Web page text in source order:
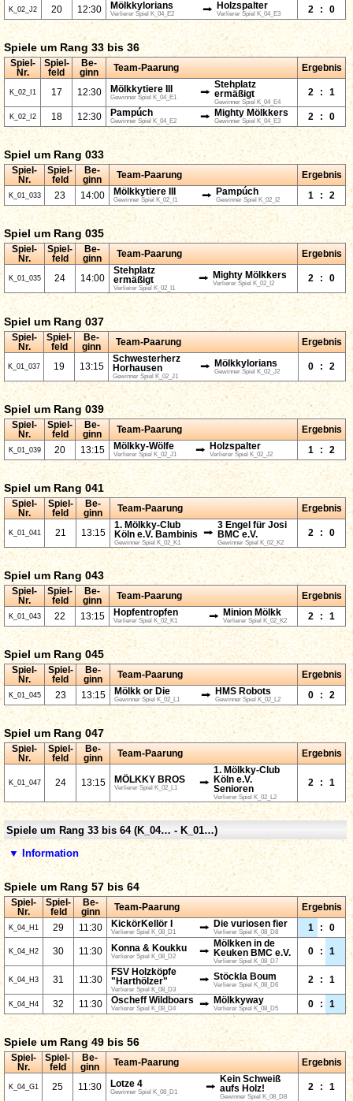
K_02_J2 20 12:30 Mölkkylorians
Verlierer Spiel K_04_E2 ⭢ Holzspalter
Verlierer Spiel K_04_E3 2 : 0
Spiele um Rang 33 bis 36
Spiel-
Nr.
Spiel-
feld
Be-
ginn
Team-Paarung Ergebnis
K_02_I1 17 12:30 Mölkkytiere III
Gewinner Spiel K_04_E1 ⭢
Stehplatz
ermäßigt
Gewinner Spiel K_04_E4
2 : 1
K_02_I2 18 12:30 Pampúch
Gewinner Spiel K_04_E2 ⭢ Mighty Mölkkers
Gewinner Spiel K_04_E3 2 : 0
Spiel um Rang 033
Spiel-
Nr.
Spiel-
feld
Be-
ginn
Team-Paarung Ergebnis
K_01_033 23 14:00 Mölkkytiere III
Gewinner Spiel K_02_I1 ⭢ Pampúch
Gewinner Spiel K_02_I2 1 : 2
Spiel um Rang 035
Spiel-
Nr.
Spiel-
feld
Be-
ginn
Team-Paarung Ergebnis
K_01_035 24 14:00
Stehplatz
ermäßigt
Verlierer Spiel K_02_I1
⭢ Mighty Mölkkers
Verlierer Spiel K_02_I2
2 : 0
Spiel um Rang 037
Spiel-
Nr.
Spiel-
feld
Be-
ginn
Team-Paarung Ergebnis
K_01_037 19 13:15
Schwesterherz
Horhausen
Gewinner Spiel K_02_J1
⭢ Mölkkylorians
Gewinner Spiel K_02_J2
0 : 2
Spiel um Rang 039
Spiel-
Nr.
Spiel-
feld
Be-
ginn
Team-Paarung Ergebnis
K_01_039 20 13:15 Mölkky-Wölfe
Verlierer Spiel K_02_J1 ⭢ Holzspalter
Verlierer Spiel K_02_J2 1 : 2
Spiel um Rang 041
Spiel-
Nr.
Spiel-
feld
Be-
ginn
Team-Paarung Ergebnis
K_01_041 21 13:15
1. Mölkky-Club
Köln e.V. Bambinis
Gewinner Spiel K_02_K1
⭢
3 Engel für Josi
BMC e.V.
Gewinner Spiel K_02_K2
2 : 0
Spiel um Rang 043
Spiel-
Nr.
Spiel-
feld
Be-
ginn
Team-Paarung Ergebnis
K_01_043 22 13:15 Hopfentropfen
Verlierer Spiel K_02_K1 ⭢ Minion Mölkk
Verlierer Spiel K_02_K2 2 : 1
Spiel um Rang 045
Spiel-
Nr.
Spiel-
feld
Be-
ginn
Team-Paarung Ergebnis
K_01_045 23 13:15 Mölkk or Die
Gewinner Spiel K_02_L1 ⭢ HMS Robots
Gewinner Spiel K_02_L2 0 : 2
Spiel um Rang 047
Spiel-
Nr.
Spiel-
feld
Be-
ginn
Team-Paarung Ergebnis
K_01_047 24 13:15 MÖLKKY BROS
Verlierer Spiel K_02_L1 ⭢
1. Mölkky-Club
Köln e.V.
Senioren
Verlierer Spiel K_02_L2
2 : 1
Spiele um Rang 33 bis 64 (K_04… - K_01…)
▼ Information
Spiele um Rang 57 bis 64
Spiel-
Nr.
Spiel-
feld
Be-
ginn
Team-Paarung Ergebnis
K_04_H1 29 11:30 KickörKellör I
Verlierer Spiel K_08_D1 ⭢ Die vuriosen fier
Verlierer Spiel K_08_D8 1 : 0
K_04_H2 30 11:30 Konna & Koukku
Verlierer Spiel K_08_D2 ⭢
Mölkken in de
Keuken BMC e.V.
Verlierer Spiel K_08_D7
0 : 1
K_04_H3 31 11:30
FSV Holzköpfe
"Harthölzer"
Verlierer Spiel K_08_D3
⭢ Stöckla Boum
Verlierer Spiel K_08_D6
2 : 1
K_04_H4 32 11:30 Oscheff Wildboars
Verlierer Spiel K_08_D4 ⭢ Mölkkyway
Verlierer Spiel K_08_D5 0 : 1
Spiele um Rang 49 bis 56
Spiel-
Nr.
Spiel-
feld
Be-
ginn
Team-Paarung Ergebnis
K_04_G1 25 11:30 Lotze 4
Gewinner Spiel K_08_D1 ⭢
Kein Schweiß
aufs Holz!
Gewinner Spiel K_08_D8
2 : 1